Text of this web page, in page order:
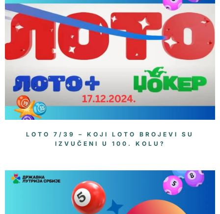
LOTO 7/39 – KOJI LOTO BROJEVI SU
IZVUČENI U 100. KOLU?